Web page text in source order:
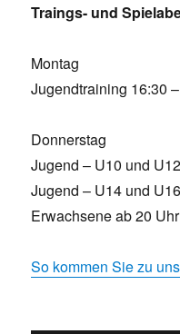
Traings- und
Montag
Jugendtraining 16:30
Donnerstag
Jugend – U10 und
Jugend – U14 und
Erwachsene ab 20 Uhr
So kommen Sie zu uns